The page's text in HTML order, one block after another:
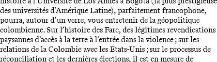
des universités d’Amérique Latine), parfaitement francophone,
pourra, autour d’un verre, vous entretenir de la géopolitique
colombienne. Sur l’histoire des Farc, des légitimes revendications
paysannes d’accès à la terre à l’entrée dans la violence ; sur les
relations de la Colombie avec les Etats-Unis ; sur le processus de
réconciliation et les dernières élections, il est en mesure de